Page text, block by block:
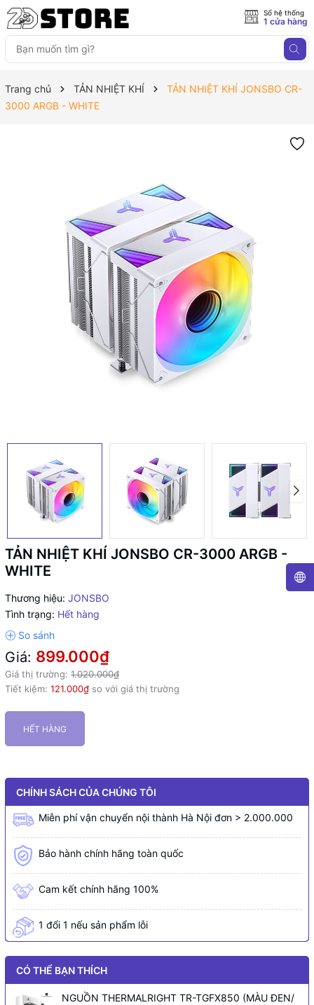
Số hệ thống
1 cửa hàng
Trang chủ TẢN NHIỆT KHÍ
TẢN NHIỆT KHÍ JONSBO CR-
3000 ARGB - WHITE
TẢN NHIỆT KHÍ JONSBO CR-3000 ARGB -
WHITE
Thương hiệu: JONSBO
Tình trạng: Hết hàng
Giá: 899.000₫
Giá thị trường: 1.020.000₫
Tiết kiệm: 121.000₫ so với giá thị trường
HẾT HÀNG
CHÍNH SÁCH CỦA CHÚNG TÔI
Miễn phí vận chuyển nội thành Hà Nội đơn > 2.000.000
Bảo hành chính hãng toàn quốc
Cam kết chính hãng 100%
1 đổi 1 nếu sản phẩm lỗi
CÓ THỂ BẠN THÍCH
NGUỒN THERMALRIGHT TR-TGFX850 (MÀU ĐEN/